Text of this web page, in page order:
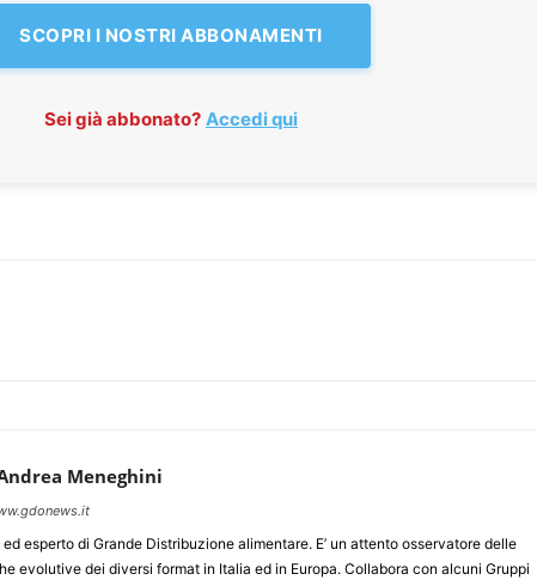
SCOPRI I NOSTRI ABBONAMENTI
Sei già abbonato? Accedi qui
Meneghini
esperto di Grande Distribuzione alimentare. E’ un attento osservatore delle
evolutive dei diversi format in Italia ed in Europa. Collabora con alcuni Gruppi